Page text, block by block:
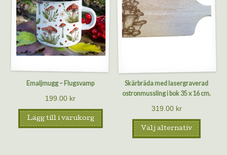
Emaljmugg – Flugsvamp
199.00 kr
Lägg till i varukorg
Skärbräda med lasergraverad
ostronmussling i bok 35 x 16 cm.
319.00 kr
Välj alternativ